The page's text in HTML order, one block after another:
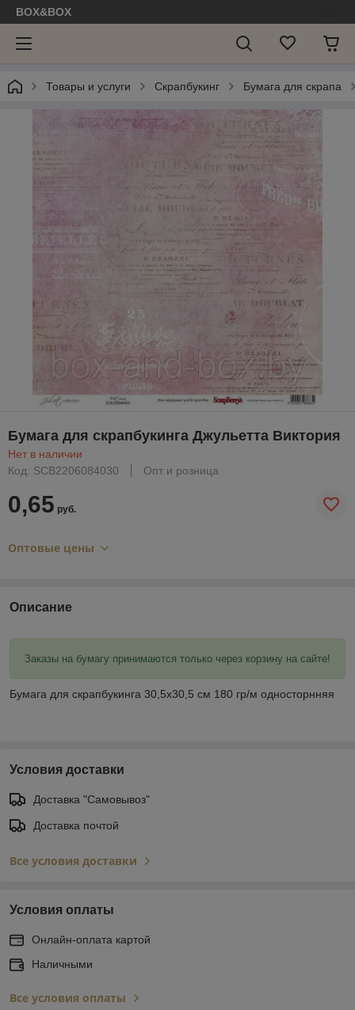
BOX&BOX
Товары и услуги Скрапбукинг Бумага для скрапа
Бумага для скрапбукинга Джульетта Виктория
Нет в наличии
Код: SCB2206084030
Опт и розница
0,65 руб.
Оптовые цены
Описание
Заказы на бумагу принимаются только через корзину на сайте!
Бумага для скрапбукинга 30,5х30,5 см 180 гр/м односторнняя
Условия доставки
Доставка "Самовывоз"
Доставка почтой
Все условия доставки
Условия оплаты
Онлайн-оплата картой
Наличными
Все условия оплаты